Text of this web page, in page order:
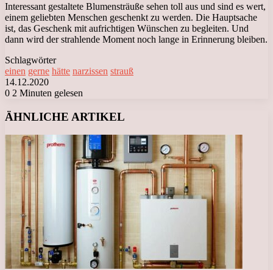
Interessant gestaltete Blumensträuße sehen toll aus und sind es wert,
einem geliebten Menschen geschenkt zu werden. Die Hauptsache
ist, das Geschenk mit aufrichtigen Wünschen zu begleiten. Und
dann wird der strahlende Moment noch lange in Erinnerung bleiben.
Schlagwörter
einen gerne hätte narzissen strauß
14.12.2020
0 2 Minuten gelesen
ÄHNLICHE ARTIKEL